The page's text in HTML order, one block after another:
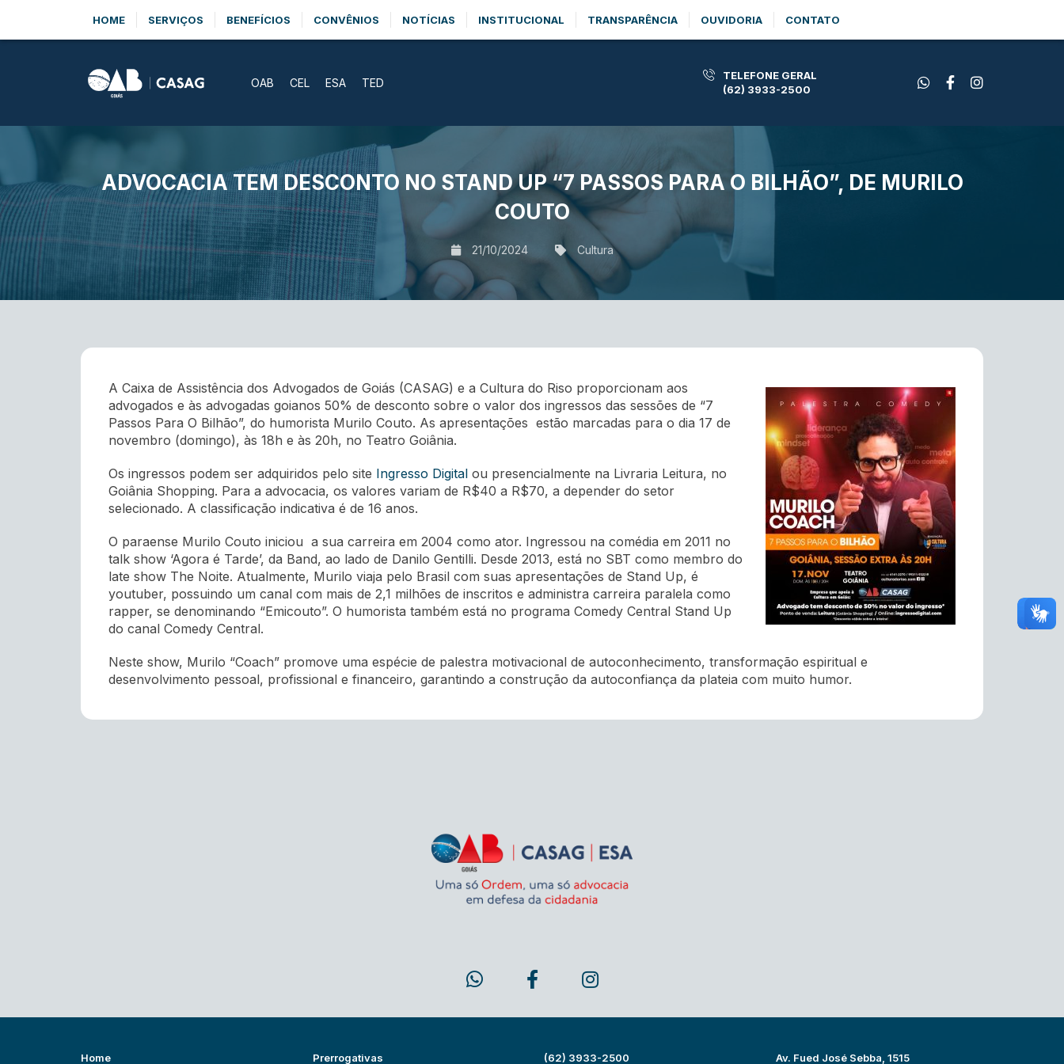
HOME SERVIÇOS BENEFÍCIOS CONVÊNIOS NOTÍCIAS INSTITUCIONAL TRANSPARÊNCIA OUVIDORIA CONTATO
OAB CEL ESA TED
TELEFONE GERAL
(62) 3933-2500
ADVOCACIA TEM DESCONTO NO STAND UP “7 PASSOS PARA O BILHÃO”, DE MURILO
COUTO
21/10/2024 Cultura
A Caixa de Assistência dos Advogados de Goiás (CASAG) e a Cultura do Riso proporcionam aos
advogados e às advogadas goianos 50% de desconto sobre o valor dos ingressos das sessões de “7
Passos Para O Bilhão”, do humorista Murilo Couto. As apresentações estão marcadas para o dia 17 de
novembro (domingo), às 18h e às 20h, no Teatro Goiânia.
Os ingressos podem ser adquiridos pelo site Ingresso Digital ou presencialmente na Livraria Leitura, no
Goiânia Shopping. Para a advocacia, os valores variam de R$40 a R$70, a depender do setor
selecionado. A classificação indicativa é de 16 anos.
O paraense Murilo Couto iniciou a sua carreira em 2004 como ator. Ingressou na comédia em 2011 no
talk show ‘Agora é Tarde’, da Band, ao lado de Danilo Gentilli. Desde 2013, está no SBT como membro do
late show The Noite. Atualmente, Murilo viaja pelo Brasil com suas apresentações de Stand Up, é
youtuber, possuindo um canal com mais de 2,1 milhões de inscritos e administra carreira paralela como
rapper, se denominando “Emicouto”. O humorista também está no programa Comedy Central Stand Up
do canal Comedy Central.
Neste show, Murilo “Coach” promove uma espécie de palestra motivacional de autoconhecimento, transformação espiritual e
desenvolvimento pessoal, profissional e financeiro, garantindo a construção da autoconfiança da plateia com muito humor.
Home Prerrogativas (62) 3933-2500 Av. Fued José Sebba, 1515